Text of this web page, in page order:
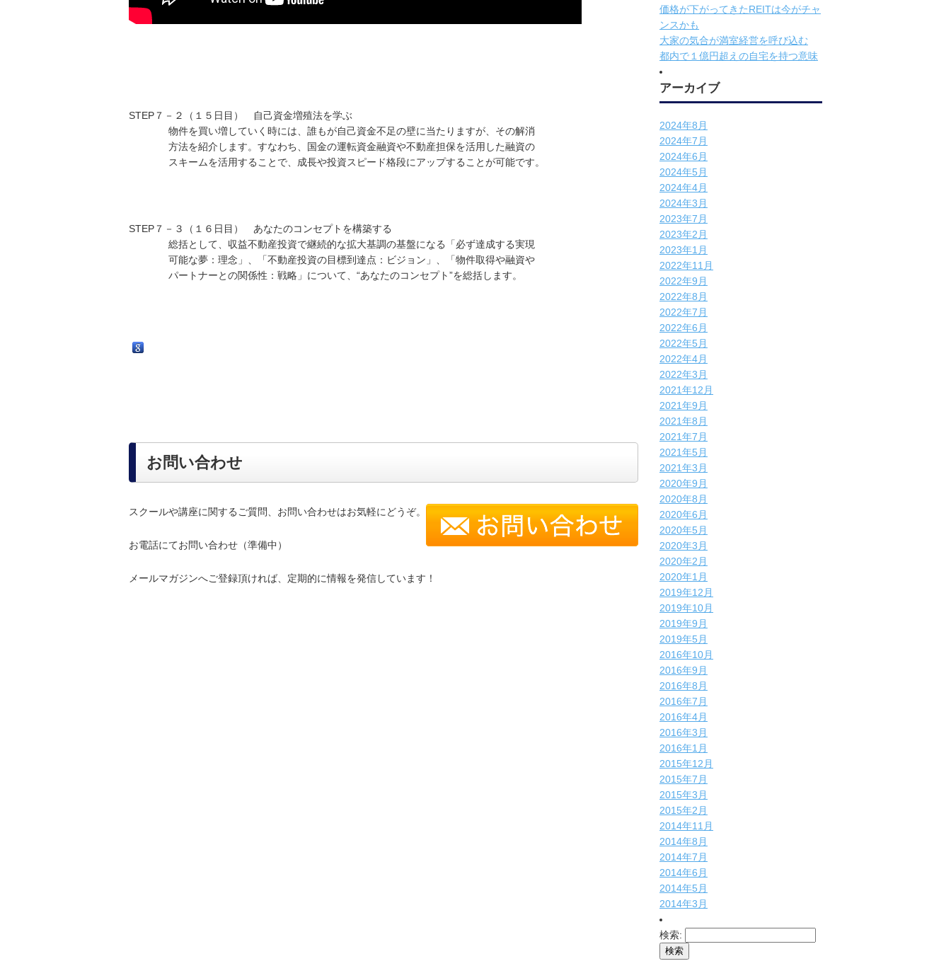
STEP７－２（１５日目） 自己資金増殖法を学ぶ
物件を買い増していく時には、誰もが自己資金不足の壁に当たりますが、その解消
方法を紹介します。すなわち、国金の運転資金融資や不動産担保を活用した融資の
スキームを活用することで、成長や投資スピード格段にアップすることが可能です。
STEP７－３（１６日目） あなたのコンセプトを構築する
総括として、収益不動産投資で継続的な拡大基調の基盤になる「必ず達成する実現
可能な夢：理念」、「不動産投資の目標到達点：ビジョン」、「物件取得や融資や
パートナーとの関係性：戦略」について、“あなたのコンセプト”を総括します。
お問い合わせ
スクールや講座に関するご質問、お問い合わせはお気軽にどうぞ。
お電話にてお問い合わせ（準備中）
メールマガジンへご登録頂ければ、定期的に情報を発信しています！
価格が下がってきたREITは今がチャ
ンスかも
大家の気合が満室経営を呼び込む
都内で１億円超えの自宅を持つ意味
アーカイブ
2024年8月
2024年7月
2024年6月
2024年5月
2024年4月
2024年3月
2023年7月
2023年2月
2023年1月
2022年11月
2022年9月
2022年8月
2022年7月
2022年6月
2022年5月
2022年4月
2022年3月
2021年12月
2021年9月
2021年8月
2021年7月
2021年5月
2021年3月
2020年9月
2020年8月
2020年6月
2020年5月
2020年3月
2020年2月
2020年1月
2019年12月
2019年10月
2019年9月
2019年5月
2016年10月
2016年9月
2016年8月
2016年7月
2016年4月
2016年3月
2016年1月
2015年12月
2015年7月
2015年3月
2015年2月
2014年11月
2014年8月
2014年7月
2014年6月
2014年5月
2014年3月
検索: